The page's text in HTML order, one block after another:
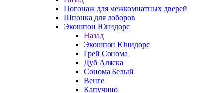
Погонаж для межкомнатных дверей
Шпонка для доборов
Экошпон Юнидорс
Назад
Экошпон Юнидорс
Грей Сонома
Дуб Аляска
Сонома Белый
Венге
Капучино